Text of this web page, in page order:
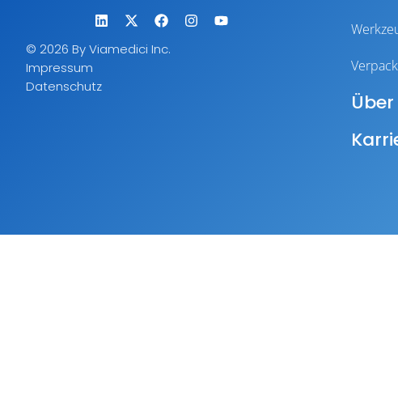
© 2026 By Viamedici Inc.
Impressum
Datenschutz